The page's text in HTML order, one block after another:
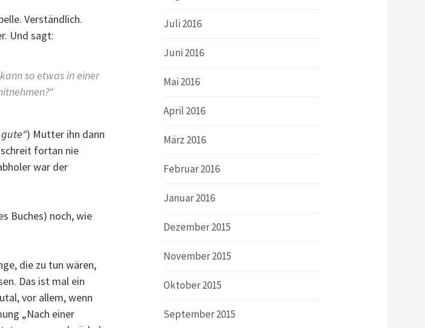
Verständlich.
Und sagt:
so etwas in einer
) Mutter ihn dann
schreit fortan nie
war der
Buches) noch, wie
die zu tun wären,
Das ist mal ein
vor allem, wenn
„Nach einer
Juli 2016
Juni 2016
Mai 2016
April 2016
März 2016
Februar 2016
Januar 2016
Dezember 2015
November 2015
Oktober 2015
September 2015